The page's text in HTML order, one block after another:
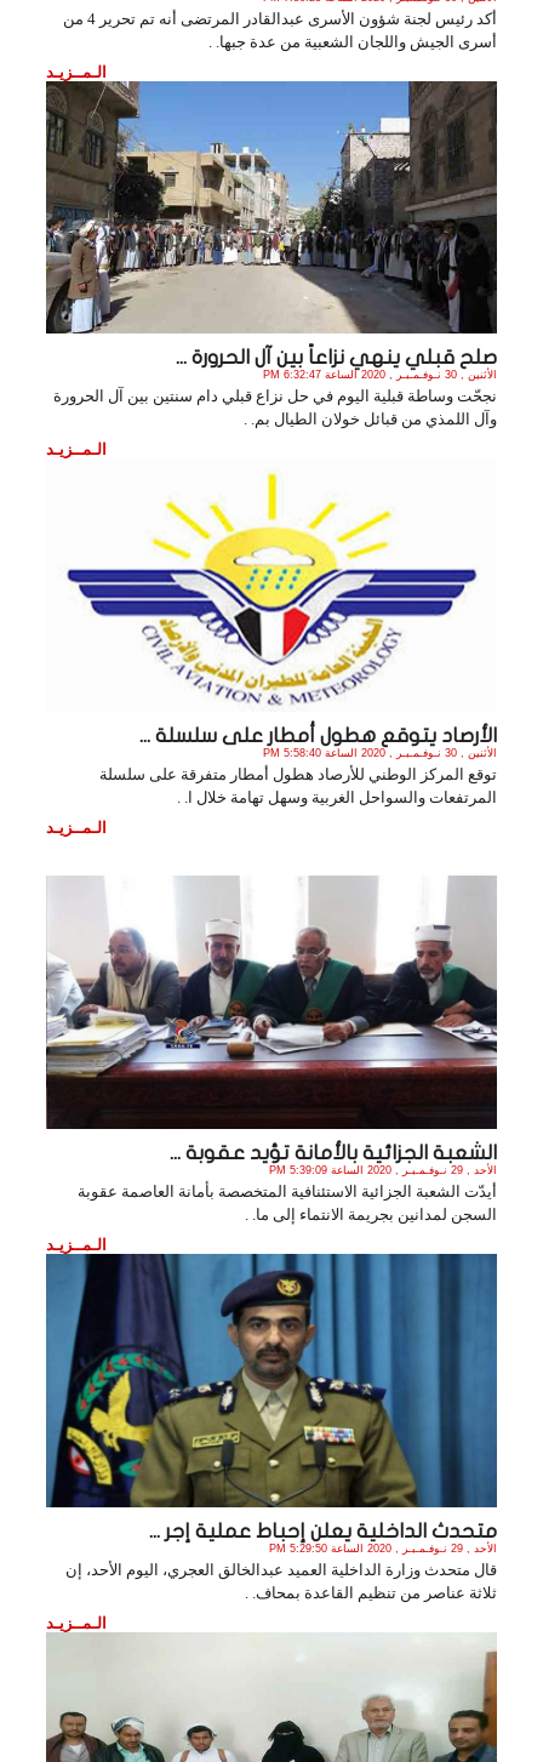
أكد رئيس لجنة شؤون الأسرى عبدالقادر المرتضى أنه تم تحرير 4 من
أسرى الجيش واللجان الشعبية من عدة جبها. .
الـمــزيـد
صلح قبلي ينهي نزاعاً بين آل الحرورة ...
الأثنين , 30 نـوفـمـبـر , 2020 الساعة 6:32:47 PM
نجحّت وساطة قبلية اليوم في حل نزاع قبلي دام سنتين بين آل الحرورة
وآل اللمذي من قبائل خولان الطيال بم. .
الـمــزيـد
الأرصاد يتوقع هطول أمطار على سلسلة ...
الأثنين , 30 نـوفـمـبـر , 2020 الساعة 5:58:40 PM
توقع المركز الوطني للأرصاد هطول أمطار متفرقة على سلسلة
المرتفعات والسواحل الغربية وسهل تهامة خلال ا. .
الـمــزيـد
الشعبة الجزائية بالأمانة تؤيد عقوبة ...
الأحد , 29 نـوفـمـبـر , 2020 الساعة 5:39:09 PM
أيدّت الشعبة الجزائية الاستئنافية المتخصصة بأمانة العاصمة عقوبة
السجن لمدانين بجريمة الانتماء إلى ما. .
الـمــزيـد
متحدث الداخلية يعلن إحباط عملية إجر ...
الأحد , 29 نـوفـمـبـر , 2020 الساعة 5:29:50 PM
قال متحدث وزارة الداخلية العميد عبدالخالق العجري، اليوم الأحد، إن
ثلاثة عناصر من تنظيم القاعدة بمحاف. .
الـمــزيـد